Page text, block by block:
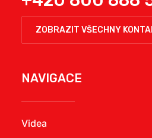
ZOBRAZIT VŠECHNY
NAVIGACE
Videa